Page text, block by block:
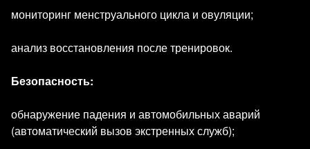
мониторинг менструального цикла и овуляции;
анализ восстановления после тренировок.
Безопасность:
обнаружение падения и автомобильных аварий
(автоматический вызов экстренных служб);